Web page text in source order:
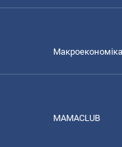
Макроекономіка
MAMACLUB